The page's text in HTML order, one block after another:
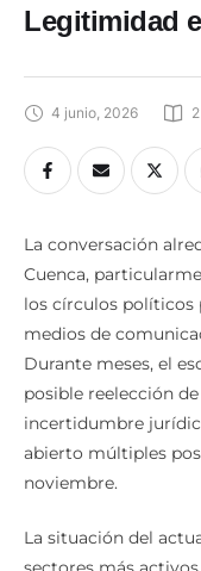
Legitimidad
4 junio, 2026 2
La conversación
Cuenca,
los círculos políticos
medios de
Durante meses, el
posible reelección
incertidumbre
abierto múltiples
noviembre.
La situación del